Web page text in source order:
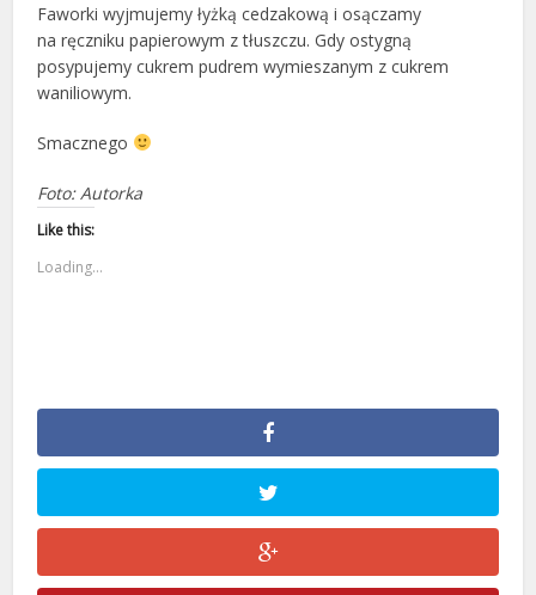
Faworki wyjmujemy łyżką cedzakową i osączamy
na ręczniku papierowym z tłuszczu. Gdy ostygną
posypujemy cukrem pudrem wymieszanym z cukrem
waniliowym.
Smacznego
Foto: Autorka
Like this:
Loading...